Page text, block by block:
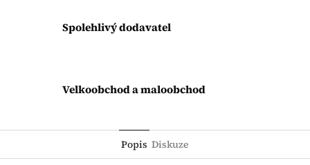
Spolehlivý dodavatel
Velkoobchod a maloobchod
Popis Diskuze